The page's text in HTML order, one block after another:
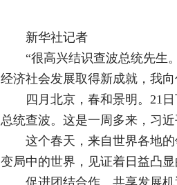
新华社记者
“很高兴结识查波总统先生
经济社会发展取得新成就，我
四月北京，春和景明。21
总统查波。这是一周多来，习
这个春天，来自世界各地
变局中的世界，见证着日益凸
促进团结合作、共享发展